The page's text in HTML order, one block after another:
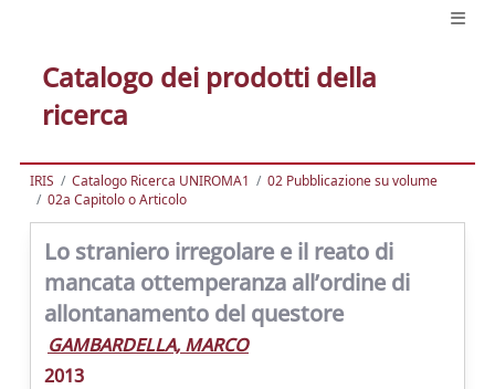
Catalogo dei prodotti della
ricerca
IRIS Catalogo Ricerca UNIROMA1
02 Pubblicazione su volume
02a Capitolo o Articolo
Lo straniero irregolare e il reato di
mancata ottemperanza all’ordine di
allontanamento del questore
GAMBARDELLA, MARCO
2013